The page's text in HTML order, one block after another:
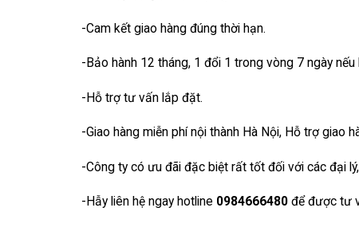
-Cam kết giao hàng đúng thời hạn.
-Bảo hành 12 tháng, 1 đổi 1 trong vòng 7 ngày
-Hỗ trợ tư vấn lắp đặt.
-Giao hàng miễn phí nội thành Hà Nội, Hỗ trợ giao
-Công ty có ưu đãi đặc biệt rất tốt đối với các đại
-Hẫy liên hệ ngay hotline 0984666480 để được tư